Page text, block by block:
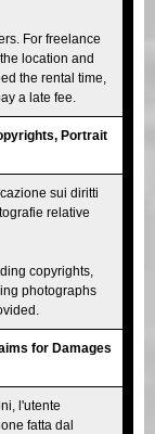
For freelance
location and
the rental time,
a late fee.
Portrait
sui diritti
relative
copyrights,
photographs
for Damages
l'utente
fatta dal